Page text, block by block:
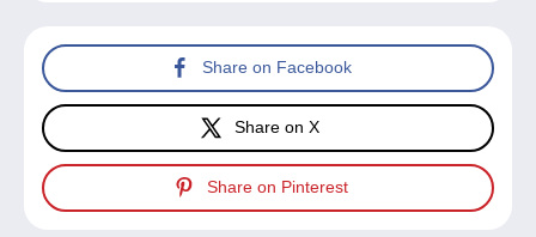
Share on Facebook
Share on X
Share on Pinterest